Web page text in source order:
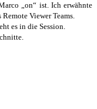
„on“ ist. Ich erwähnte
Viewer Teams.
es in die Session.